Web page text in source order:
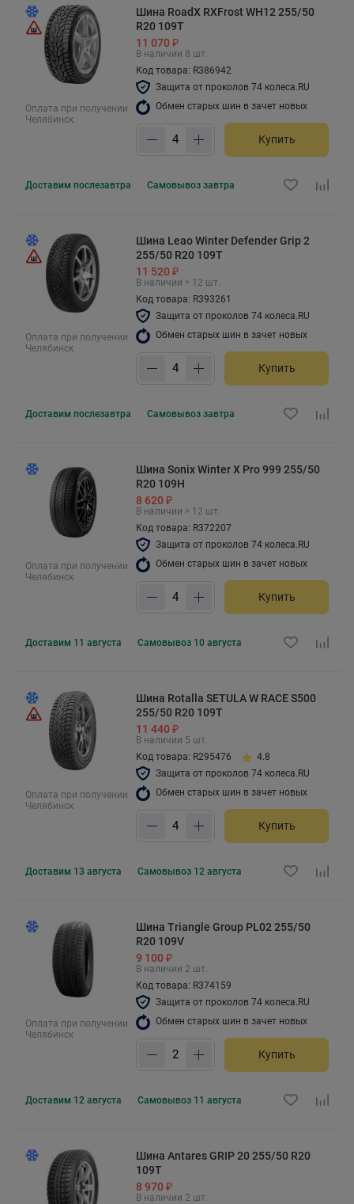
Оплата при получении
Челябинск
Шина RoadX RXFrost WH12 255/50
R20 109T
11 070 ₽
В наличии 8 шт.
Код товара: R386942
Защита от проколов 74 колеса.RU
Обмен старых шин в зачет новых
Купить
Доставим послезавтра Самовывоз завтра
Оплата при получении
Челябинск
Шина Leao Winter Defender Grip 2
255/50 R20 109T
11 520 ₽
В наличии > 12 шт.
Код товара: R393261
Защита от проколов 74 колеса.RU
Обмен старых шин в зачет новых
Купить
Доставим послезавтра Самовывоз завтра
Оплата при получении
Челябинск
Шина Sonix Winter X Pro 999 255/50
R20 109H
8 620 ₽
В наличии > 12 шт.
Код товара: R372207
Защита от проколов 74 колеса.RU
Обмен старых шин в зачет новых
Купить
Доставим 11 августа Самовывоз 10 августа
Оплата при получении
Челябинск
Шина Rotalla SETULA W RACE S500
255/50 R20 109T
11 440 ₽
В наличии 5 шт.
Код товара: R295476
4.8
Защита от проколов 74 колеса.RU
Обмен старых шин в зачет новых
Купить
Доставим 13 августа Самовывоз 12 августа
Оплата при получении
Челябинск
Шина Triangle Group PL02 255/50
R20 109V
9 100 ₽
В наличии 2 шт.
Код товара: R374159
Защита от проколов 74 колеса.RU
Обмен старых шин в зачет новых
Купить
Доставим 12 августа Самовывоз 11 августа
Шина Antares GRIP 20 255/50 R20
109T
8 970 ₽
В наличии 2 шт.